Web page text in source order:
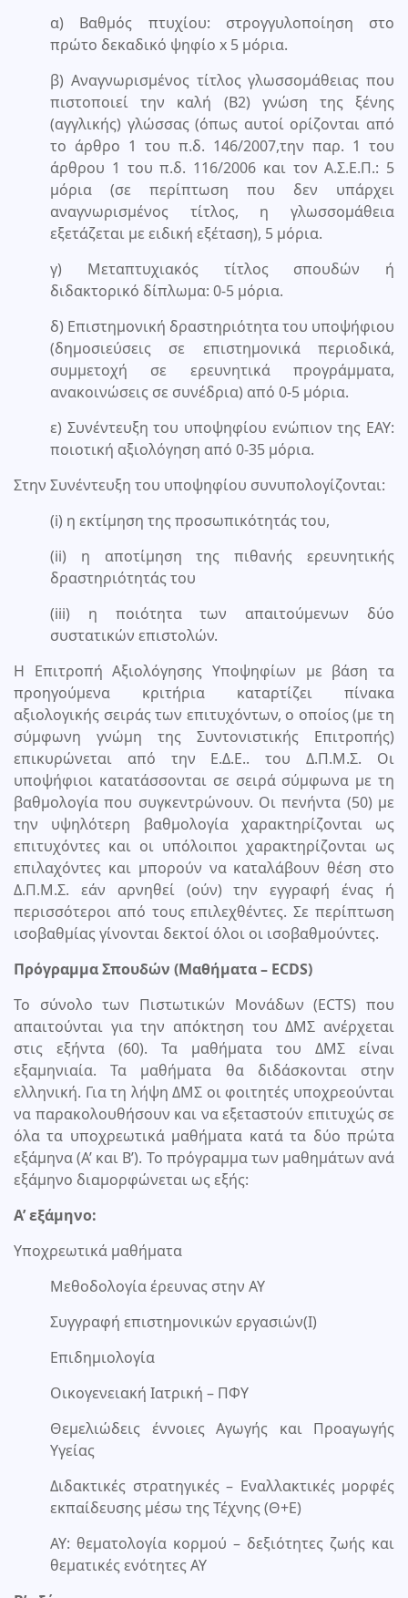
α) Βαθμός πτυχίου: στρογγυλοποίηση στο
πρώτο δεκαδικό ψηφίο x 5 μόρια.
β) Αναγνωρισμένος τίτλος γλωσσομάθειας που
πιστοποιεί την καλή (Β2) γνώση της ξένης
(αγγλικής) γλώσσας (όπως αυτοί ορίζονται από
το άρθρο 1 του π.δ. 146/2007,την παρ. 1 του
άρθρου 1 του π.δ. 116/2006 και τον Α.Σ.Ε.Π.: 5
μόρια (σε περίπτωση που δεν υπάρχει
αναγνωρισμένος τίτλος, η γλωσσομάθεια
εξετάζεται με ειδική εξέταση), 5 μόρια.
γ) Μεταπτυχιακός τίτλος σπουδών ή
διδακτορικό δίπλωμα: 0-5 μόρια.
δ) Επιστημονική δραστηριότητα του υποψήφιου
(δημοσιεύσεις σε επιστημονικά περιοδικά,
συμμετοχή σε ερευνητικά προγράμματα,
ανακοινώσεις σε συνέδρια) από 0-5 μόρια.
ε) Συνέντευξη του υποψηφίου ενώπιον της ΕΑΥ:
ποιοτική αξιολόγηση από 0-35 μόρια.
Στην Συνέντευξη του υποψηφίου συνυπολογίζονται:
(i) η εκτίμηση της προσωπικότητάς του,
(ii) η αποτίμηση της πιθανής ερευνητικής
δραστηριότητάς του
(iii) η ποιότητα των απαιτούμενων δύο
συστατικών επιστολών.
Η Επιτροπή Αξιολόγησης Υποψηφίων με βάση τα
προηγούμενα κριτήρια καταρτίζει πίνακα
αξιολογικής σειράς των επιτυχόντων, ο οποίος (με τη
σύμφωνη γνώμη της Συντονιστικής Επιτροπής)
επικυρώνεται από την Ε.Δ.Ε.. του Δ.Π.Μ.Σ. Οι
υποψήφιοι κατατάσσονται σε σειρά σύμφωνα με τη
βαθμολογία που συγκεντρώνουν. Οι πενήντα (50) με
την υψηλότερη βαθμολογία χαρακτηρίζονται ως
επιτυχόντες και οι υπόλοιποι χαρακτηρίζονται ως
επιλαχόντες και μπορούν να καταλάβουν θέση στο
Δ.Π.Μ.Σ. εάν αρνηθεί (ούν) την εγγραφή ένας ή
περισσότεροι από τους επιλεχθέντες. Σε περίπτωση
ισοβαθμίας γίνονται δεκτοί όλοι οι ισοβαθμούντες.
Πρόγραμμα Σπουδών (Μαθήματα – ECDS)
Το σύνολο των Πιστωτικών Μονάδων (ECTS) που
απαιτούνται για την απόκτηση του ΔΜΣ ανέρχεται
στις εξήντα (60). Τα μαθήματα του ΔΜΣ είναι
εξαμηνιαία. Τα μαθήματα θα διδάσκονται στην
ελληνική. Για τη λήψη ΔΜΣ οι φοιτητές υποχρεούνται
να παρακολουθήσουν και να εξεταστούν επιτυχώς σε
όλα τα υποχρεωτικά μαθήματα κατά τα δύο πρώτα
εξάμηνα (Α’ και Β’). Το πρόγραμμα των μαθημάτων ανά
εξάμηνο διαμορφώνεται ως εξής:
Α’ εξάμηνο:
Υποχρεωτικά μαθήματα
Μεθοδολογία έρευνας στην ΑΥ
Συγγραφή επιστημονικών εργασιών(Ι)
Επιδημιολογία
Οικογενειακή Ιατρική – ΠΦΥ
Θεμελιώδεις έννοιες Αγωγής και Προαγωγής
Υγείας
Διδακτικές στρατηγικές – Εναλλακτικές μορφές
εκπαίδευσης μέσω της Τέχνης (Θ+Ε)
ΑΥ: θεματολογία κορμού – δεξιότητες ζωής και
θεματικές ενότητες ΑΥ